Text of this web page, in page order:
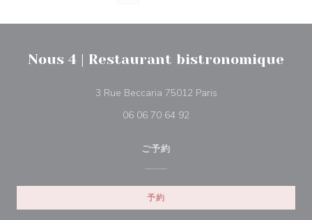
Nous 4 | Restaurant bistronomique
3 Rue Beccaria 75012 Paris((新しいウィンドウ
06 06 70 64 92
ご予約
予約